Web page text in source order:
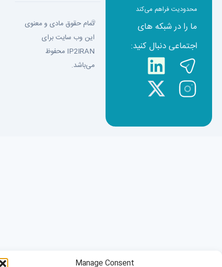
Manage Consent
محدودیت فراهم می‌کند
ما را در شبکه های
اجتماعی دنبال کنید:
تمام حقوق مادی و معنوی
این وب سایت برای
IP2IRAN محفوظ
می‌باشد.